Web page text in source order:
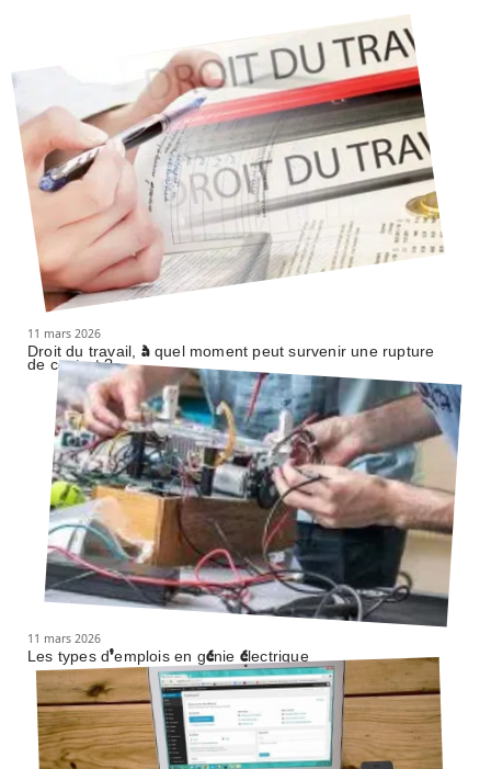
11 mars 2026
Droit du travail, à quel moment peut survenir une rupture
de contrat ?
11 mars 2026
Les types d’emplois en génie électrique